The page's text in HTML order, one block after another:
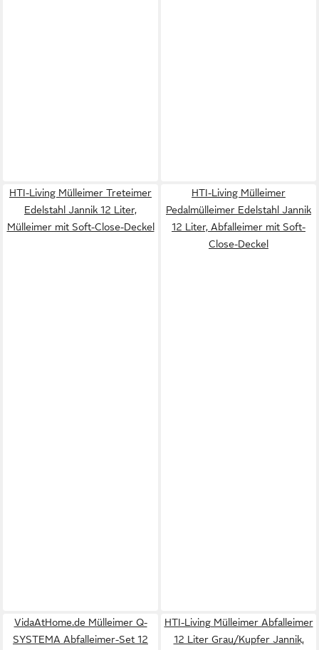
HTI-Living Mülleimer Treteimer
Edelstahl Jannik 12 Liter,
Mülleimer mit Soft-Close-Deckel
HTI-Living Mülleimer
Pedalmülleimer Edelstahl Jannik
12 Liter, Abfalleimer mit Soft-
Close-Deckel
VidaAtHome.de Mülleimer Q-
SYSTEMA Abfalleimer-Set 12
HTI-Living Mülleimer Abfalleimer
12 Liter Grau/Kupfer Jannik,